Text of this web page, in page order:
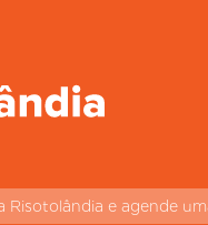
Risotolândia e agende